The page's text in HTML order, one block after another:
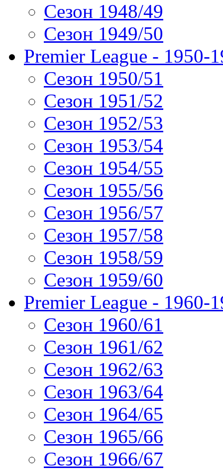
Сезон 1948/49
Сезон 1949/50
Premier League - 1950-
Сезон 1950/51
Сезон 1951/52
Сезон 1952/53
Сезон 1953/54
Сезон 1954/55
Сезон 1955/56
Сезон 1956/57
Сезон 1957/58
Сезон 1958/59
Сезон 1959/60
Premier League - 1960-
Сезон 1960/61
Сезон 1961/62
Сезон 1962/63
Сезон 1963/64
Сезон 1964/65
Сезон 1965/66
Сезон 1966/67